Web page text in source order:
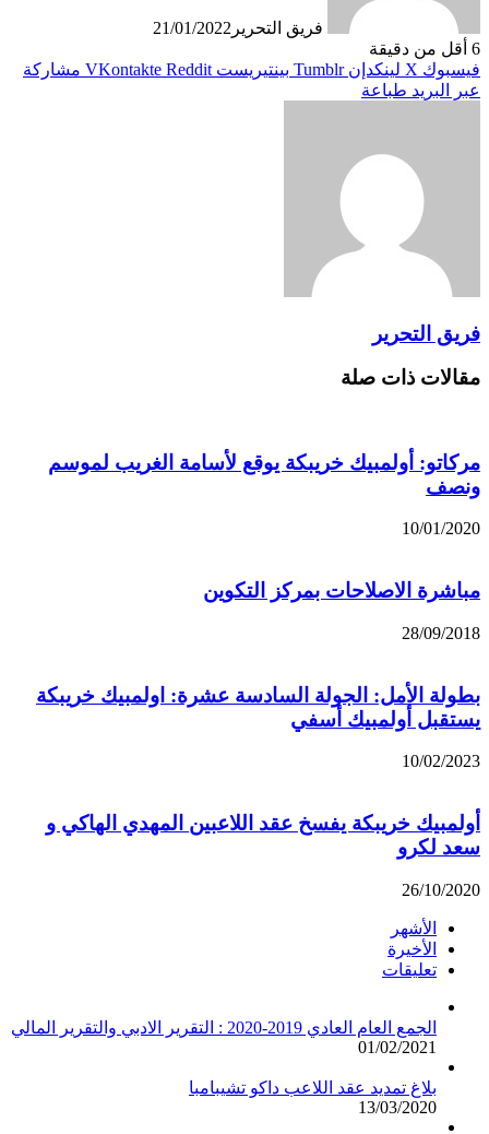
فريق التحرير 21/01/2022
6 أقل من دقيقة
فيسبوك X لينكدإن بينتيريست
مشاركة
عبر البريد طباعة
فريق التحرير
مقالات ذات صلة
مركاتو: أولمبيك خريبكة يوقع لأسامة الغريب لموسم
ونصف
10/01/2020
مباشرة الاصلاحات بمركز التكوين
28/09/2018
بطولة الأمل: الجولة السادسة عشرة: اولمبيك خريبكة
يستقبل أولمبيك أسفي
10/02/2023
أولمبيك خريبكة يفسخ عقد اللاعبين المهدي الهاكي و
سعد لكرو
26/10/2020
الأشهر
الأخيرة
تعليقات
الجمع العام العادي 2019-2020 : التقرير الادبي والتقرير المالي
01/02/2021
بلاغ تمديد عقد اللاعب داكو تشيبامبا
13/03/2020